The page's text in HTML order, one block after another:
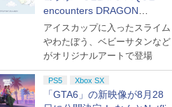
encounters DRAGON
QUEST」第2弾が本日発売
アイスカップに入ったスライム
やわたぼう、ベビーサタンなど
がオリジナルアートで登場
PS5 Xbox SX
「GTA6」の新映像が8月28